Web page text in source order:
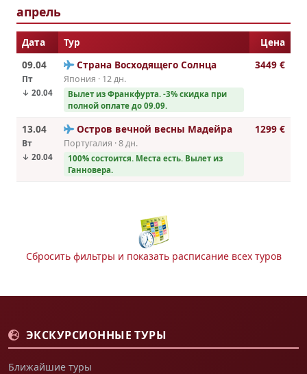
апрель
Дата Тур
Цена
09.04
Пт
↓ 20.04
Страна Восходящего Солнца
Япония · 12 дн.
Вылет из Франкфурта. -3% скидка при
полной оплате до 09.09.
3449 €
13.04
Вт
↓ 20.04
Остров вечной весны Мадейра
Португалия · 8 дн.
100% состоится. Места есть. Вылет из
Ганновера.
1299 €
Сбросить фильтры и показать расписание всех туров
ЭКСКУРСИОННЫЕ ТУРЫ
Ближайшие туры